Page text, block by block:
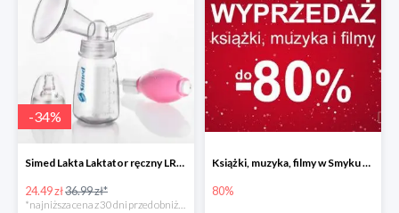
-34%
Simed Lakta Laktator ręczny LR-8 -34%
24.49 zł36.99 zł*
*najniższa cena z 30 dni przed obniżką
Książki, muzyka, filmy w Smyku do -80%
80%